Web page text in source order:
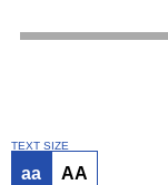
TEXT SIZE
aa AA